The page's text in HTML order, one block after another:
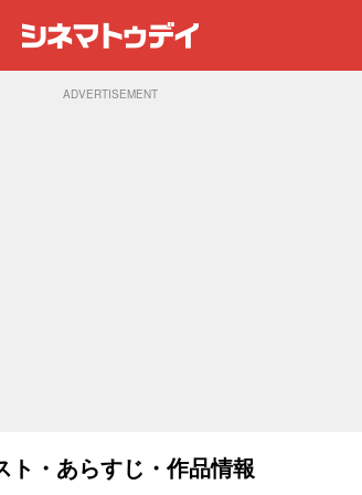
ADVERTISEMENT
・あらすじ・作品情報